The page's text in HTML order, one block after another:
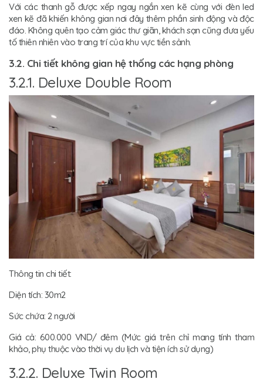
Với các thanh gỗ được xếp ngay ngắn xen kẽ cùng với đèn led
xen kẽ đã khiến không gian nơi đây thêm phần sinh động và độc
đáo. Không quên tạo cảm giác thư giãn, khách sạn cũng đưa yếu
tố thiên nhiên vào trang trí của khu vực tiền sảnh.
3.2. Chi tiết không gian hệ thống các hạng phòng
3.2.1. Deluxe Double Room
Thông tin chi tiết:
Diện tích: 30m2
Sức chứa: 2 người
Giá cả: 600.000 VND/ đêm (Mức giá trên chỉ mang tính tham
khảo, phụ thuộc vào thời vụ du lịch và tiện ích sử dụng)
3.2.2. Deluxe Twin Room